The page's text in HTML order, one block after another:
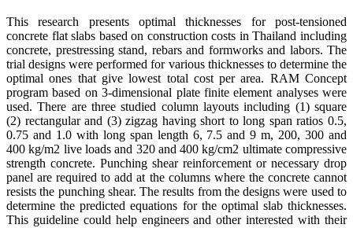
This research presents optimal thicknesses for post-tensioned
concrete flat slabs based on construction costs in Thailand including
concrete, prestressing stand, rebars and formworks and labors. The
trial designs were performed for various thicknesses to determine the
optimal ones that give lowest total cost per area. RAM Concept
program based on 3-dimensional plate finite element analyses were
used. There are three studied column layouts including (1) square
(2) rectangular and (3) zigzag having short to long span ratios 0.5,
0.75 and 1.0 with long span length 6, 7.5 and 9 m, 200, 300 and
400 kg/m2 live loads and 320 and 400 kg/cm2 ultimate compressive
strength concrete. Punching shear reinforcement or necessary drop
panel are required to add at the columns where the concrete cannot
resists the punching shear. The results from the designs were used to
determine the predicted equations for the optimal slab thicknesses.
This guideline could help engineers and other interested with their